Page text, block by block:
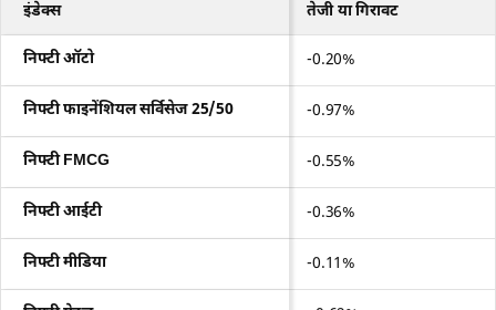
इंडेक्स तेजी या गिरावट
निफ्टी ऑटो -0.20%
निफ्टी फाइनेंशियल सर्विसेज 25/50 -0.97%
निफ्टी FMCG -0.55%
निफ्टी आईटी -0.36%
निफ्टी मीडिया -0.11%